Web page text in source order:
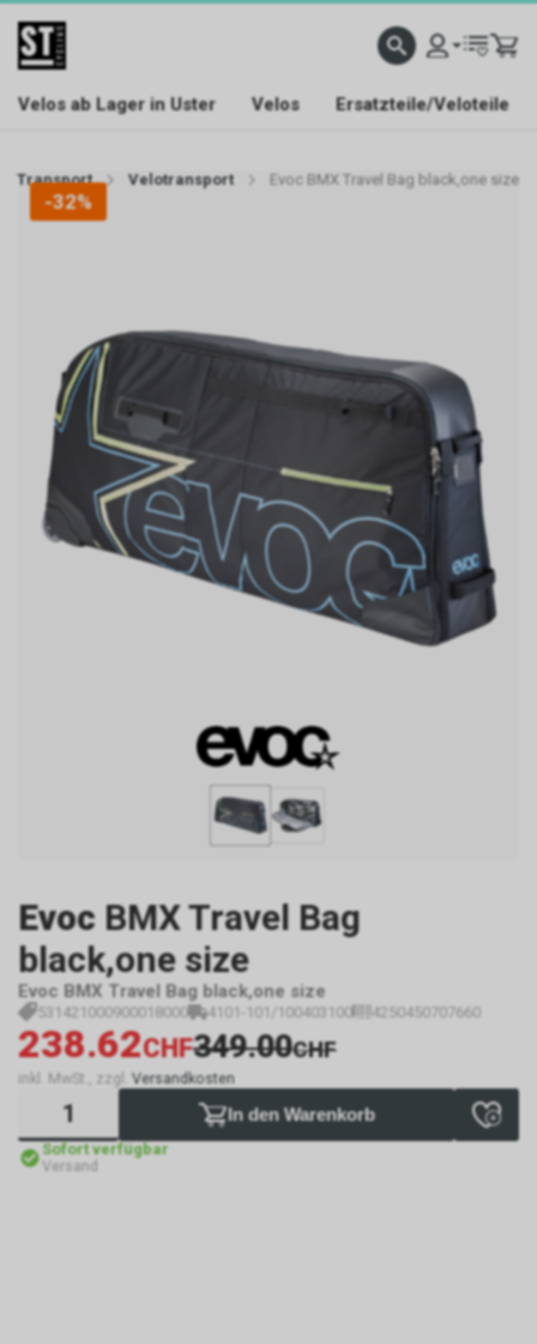
Velos ab Lager in Uster Velos Ersatzteile/Veloteile
Transport Velotransport Evoc BMX Travel Bag black,one size
-32%
Evoc BMX Travel Bag
black,one size
Evoc BMX Travel Bag black,one size
531421000900018000 4101-101/100403100 4250450707660
238.62CHF349.00CHF
inkl. MwSt., zzgl. Versandkosten
In den Warenkorb
Sofort verfügbar
Versand